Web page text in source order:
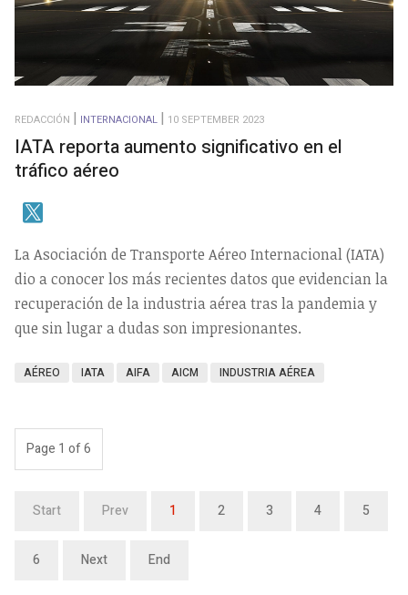
REDACCIÓN INTERNACIONAL 10 SEPTEMBER 2023
IATA reporta aumento significativo en el
tráfico aéreo
La Asociación de Transporte Aéreo Internacional (IATA)
dio a conocer los más recientes datos que evidencian la
recuperación de la industria aérea tras la pandemia y
que sin lugar a dudas son impresionantes.
AÉREO IATA AIFA AICM INDUSTRIA AÉREA
Page 1 of 6
Start Prev 1 2 3 4 5
6 Next End